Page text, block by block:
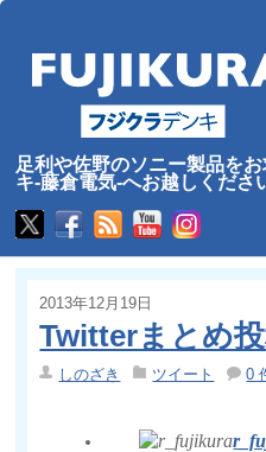
足利や佐野のソニー製品を
キ-藤倉電気-へお越しくださ
2013年12月19日
Twitterまとめ
しのざき ツイート 0